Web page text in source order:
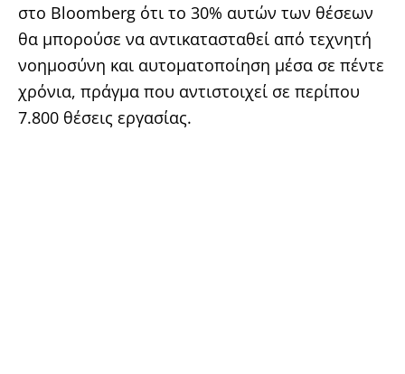
στο Bloomberg ότι το 30% αυτών των θέσεων
θα μπορούσε να αντικατασταθεί από τεχνητή
νοημοσύνη και αυτοματοποίηση μέσα σε πέντε
χρόνια, πράγμα που αντιστοιχεί σε περίπου
7.800 θέσεις εργασίας.